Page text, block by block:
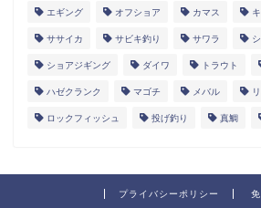
エギング オフショア カマス
ササイカ サビキ釣り サワラ
ショアジギング ダイワ トラウト
ハゼクランク マゴチ メバル
ロックフィッシュ 投げ釣り 真鯛
プライバシーポリシー